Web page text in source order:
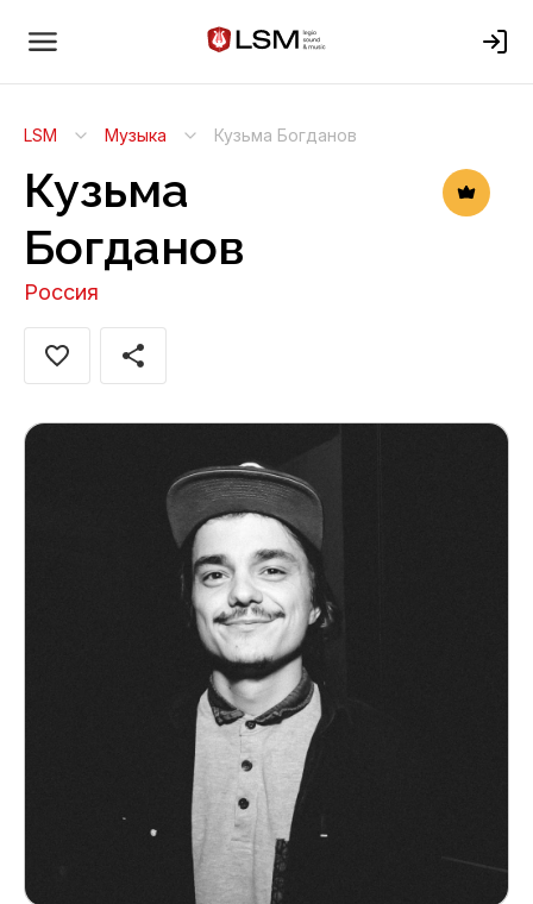
LSM Музыка Кузьма Богданов
Кузьма
Богданов
Россия